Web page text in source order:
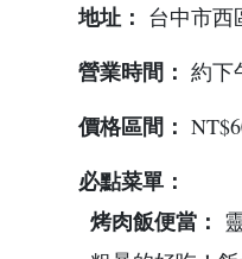
地址： 台中市西
營業時間： 約下
價格區間：
必點菜單：
烤肉飯便當：